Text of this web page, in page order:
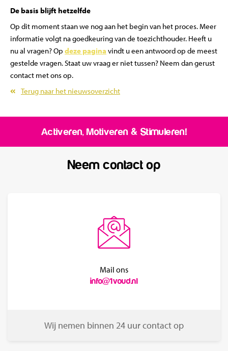
De basis blijft hetzelfde
Op dit moment staan we nog aan het begin van het proces. Meer
informatie volgt na goedkeuring van de toezichthouder. Heeft u
nu al vragen? Op deze pagina vindt u een antwoord op de meest
gestelde vragen. Staat uw vraag er niet tussen? Neem dan gerust
contact met ons op.
Terug naar het nieuwsoverzicht
Activeren, Motiveren & Stimuleren!
Neem contact op
Mail ons
info@1voud.nl
Wij nemen binnen 24 uur contact op